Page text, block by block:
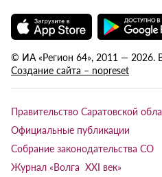
© ИА «Регион 64», 2011 — 2026.
Создание сайта – nopreset
Правительство Саратовской
Официальные публикации
Собрание законодательства СО
Журнал «Волга XXI век»